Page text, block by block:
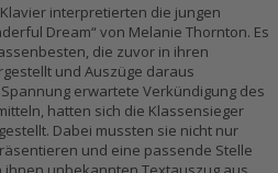
interpretierten die jungen
Dream“ von Melanie Thornton. Es
die zuvor in ihren
und Auszüge daraus
erwartete Verkündigung des
hatten sich die Klassensieger
Dabei mussten sie nicht nur
und eine passende Stelle